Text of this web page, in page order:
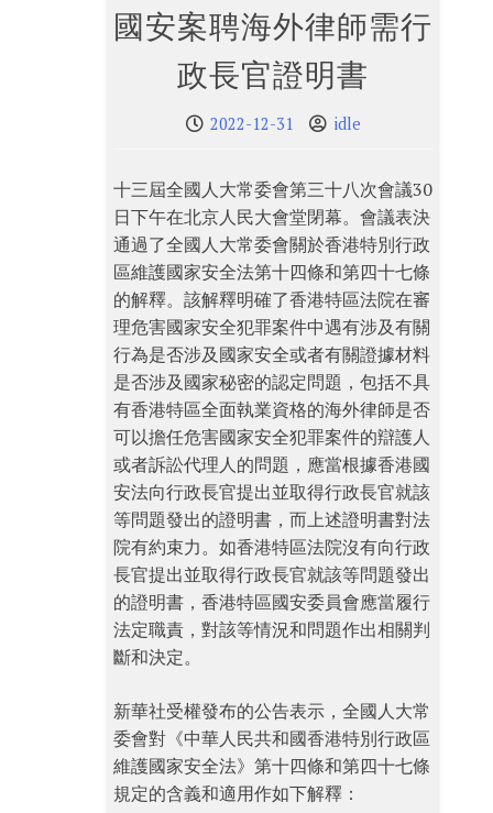
國安案聘海外律師需行
政長官證明書
2022-12-31 idle
十三屆全國人大常委會第三十八次會議30
日下午在北京人民大會堂閉幕。會議表決
通過了全國人大常委會關於香港特別行政
區維護國家安全法第十四條和第四十七條
的解釋。該解釋明確了香港特區法院在審
理危害國家安全犯罪案件中遇有涉及有關
行為是否涉及國家安全或者有關證據材料
是否涉及國家秘密的認定問題，包括不具
有香港特區全面執業資格的海外律師是否
可以擔任危害國家安全犯罪案件的辯護人
或者訴訟代理人的問題，應當根據香港國
安法向行政長官提出並取得行政長官就該
等問題發出的證明書，而上述證明書對法
院有約束力。如香港特區法院沒有向行政
長官提出並取得行政長官就該等問題發出
的證明書，香港特區國安委員會應當履行
法定職責，對該等情況和問題作出相關判
斷和決定。
新華社受權發布的公告表示，全國人大常
委會對《中華人民共和國香港特別行政區
維護國家安全法》第十四條和第四十七條
規定的含義和適用作如下解釋：